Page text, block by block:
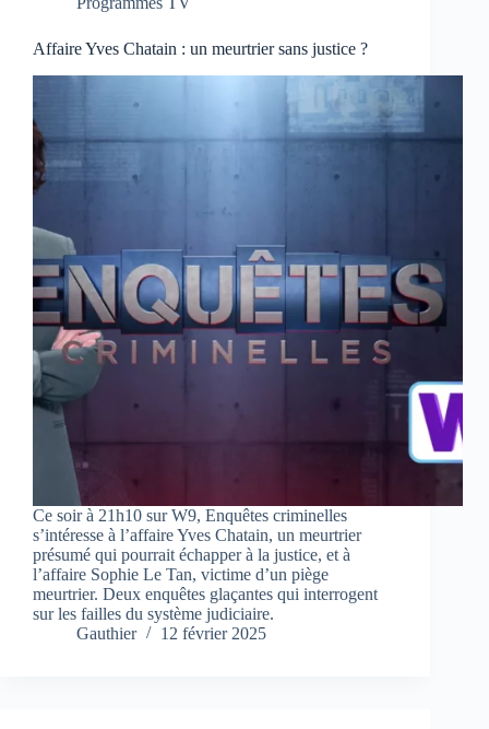
Affaire Yves Chatain : un meurtrier sans justice ?
Ce soir à 21h10 sur W9, Enquêtes criminelles
s’intéresse à l’affaire Yves Chatain, un meurtrier
présumé qui pourrait échapper à la justice, et à
l’affaire Sophie Le Tan, victime d’un piège
meurtrier. Deux enquêtes glaçantes qui interrogent
sur les failles du système judiciaire.
Gauthier
12 février 2025